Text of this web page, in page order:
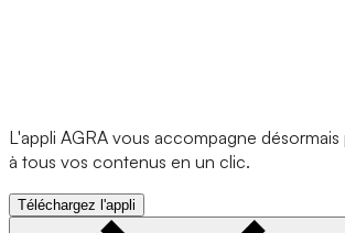
L'appli AGRA vous accompagne
à tous vos contenus en un clic.
Téléchargez l'appli